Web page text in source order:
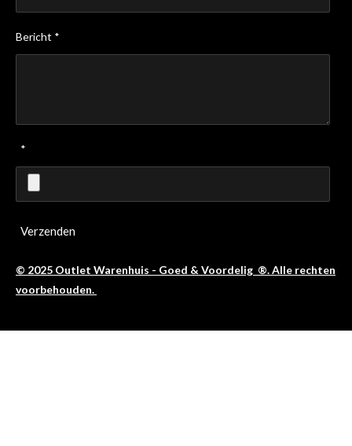
Bericht *
*
Verzenden
© 2025 Outlet Warenhuis - Goed & Voordelig ®. Alle rechten
voorbehouden.